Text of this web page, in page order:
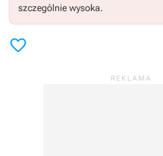
szczególnie wysoka.
